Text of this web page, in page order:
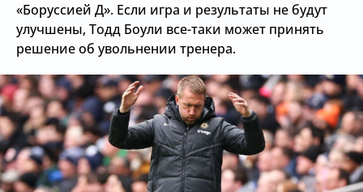
«Боруссией Д». Если игра и результаты не будут
улучшены, Тодд Боули все-таки может принять
решение об увольнении тренера.